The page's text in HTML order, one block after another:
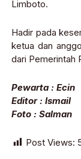
Limboto.
Hadir pada
ketua dan
dari Pemerintah
Pewarta : Ecin
Editor : Ismail
Foto : Salman
Post Views: